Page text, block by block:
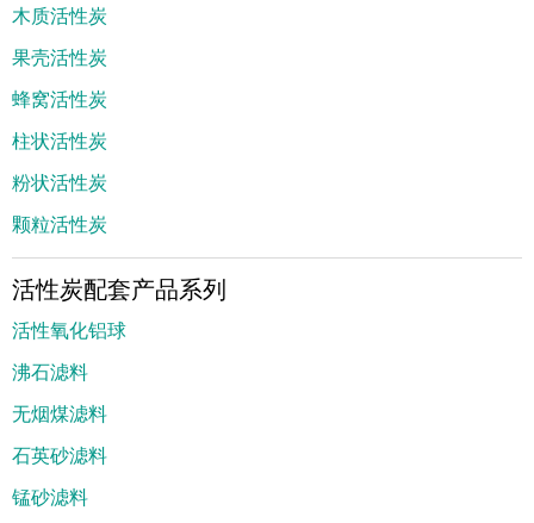
木质活性炭
果壳活性炭
蜂窝活性炭
柱状活性炭
粉状活性炭
颗粒活性炭
活性炭配套产品系列
活性氧化铝球
沸石滤料
无烟煤滤料
石英砂滤料
锰砂滤料